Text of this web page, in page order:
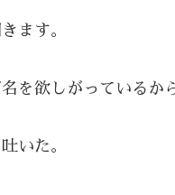
ます。
を欲しがっているか
いた。